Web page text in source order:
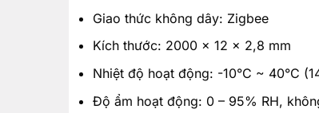
Giao thức không dây: Zigbee
Kích thước: 2000 x 12 x 2,8 mm
Nhiệt độ hoạt động: -10°C ~ 40°C
Độ ẩm hoạt động: 0 – 95% RH,